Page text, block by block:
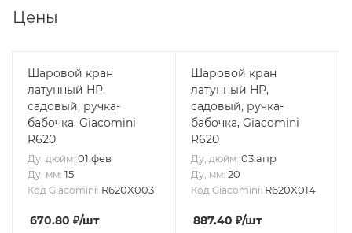
Цены
Шаровой кран
латунный НР,
садовый, ручка-
бабочка, Giacomini
R620
Ду, дюйм: 01.фев
Ду, мм: 15
Код Giacomini: R620X003
670.80 ₽/шт
Шаровой кран
латунный НР,
садовый, ручка-
бабочка, Giacomini
R620
Ду, дюйм: 03.апр
Ду, мм: 20
Код Giacomini: R620X014
887.40 ₽/шт